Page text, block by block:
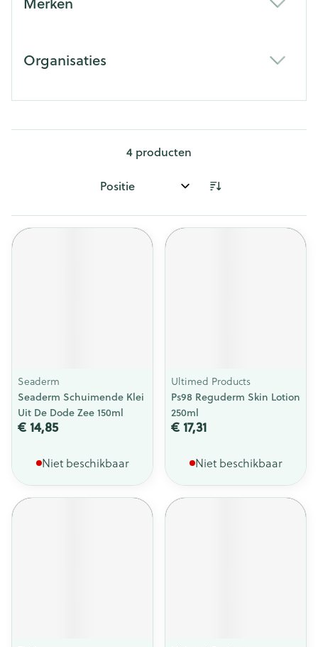
Organisaties
4 producten
Sorteer op:
Seaderm
Seaderm Schuimende Klei
Uit De Dode Zee 150ml
€ 14,85
Niet beschikbaar
Ultimed Products
Ps98 Reguderm Skin Lotion
250ml
€ 17,31
Niet beschikbaar